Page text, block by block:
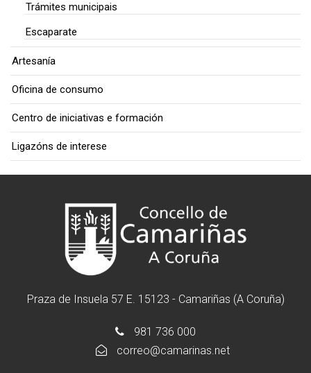
Trámites municipais
Escaparate
Artesanía
Oficina de consumo
Centro de iniciativas e formación
Ligazóns de interese
Praza de Insuela 57 E. 15123 - Camariñas (A Coruña)
981 736 000
correo@camarinas.net